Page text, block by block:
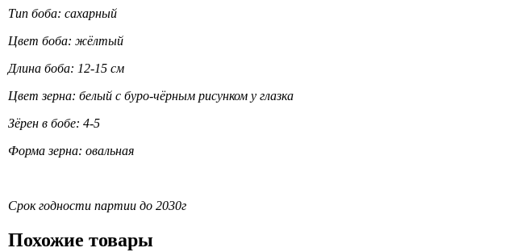
Тип боба: сахарный
Цвет боба: жёлтый
Длина боба: 12-15 см
Цвет зерна: белый с буро-чёрным рисунком у глазка
Зёрен в бобе: 4-5
Форма зерна: овальная
Срок годности партии до 2030г
Похожие товары